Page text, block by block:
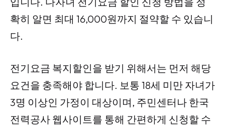
확히 알면 최대 16,000원까지 절약할 수 있습니
다.
전기요금 복지할인을 받기 위해서는 먼저 해당
요건을 충족해야 합니다. 보통 18세 미만 자녀가
3명 이상인 가정이 대상이며, 주민센터나 한국
전력공사 웹사이트를 통해 간편하게 신청할 수